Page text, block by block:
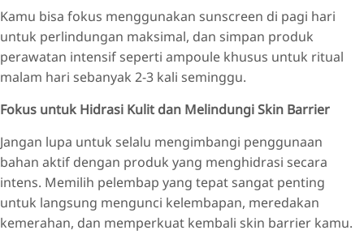
Kamu bisa fokus menggunakan sunscreen di pagi hari
untuk perlindungan maksimal, dan simpan produk
perawatan intensif seperti ampoule khusus untuk ritual
malam hari sebanyak 2-3 kali seminggu.
Fokus untuk Hidrasi Kulit dan Melindungi Skin Barrier
Jangan lupa untuk selalu mengimbangi penggunaan
bahan aktif dengan produk yang menghidrasi secara
intens. Memilih pelembap yang tepat sangat penting
untuk langsung mengunci kelembapan, meredakan
kemerahan, dan memperkuat kembali skin barrier kamu.